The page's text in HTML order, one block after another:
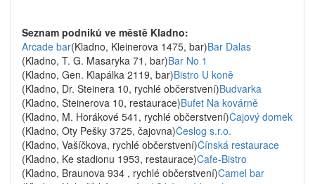
Seznam podniků ve městě Kladno:
Arcade bar(Kladno, Kleinerova 1475, bar)Bar Dalas
(Kladno, T. G. Masaryka 71, bar)Bar No 1
(Kladno, Gen. Klapálka 2119, bar)Bistro U koně
(Kladno, Dr. Steinera 10, rychlé občerstvení)Budvarka
(Kladno, Steinerova 10, restaurace)Bufet Na kovárně
(Kladno, M. Horákové 541, rychlé občerstvení)Čajový domek
(Kladno, Oty Pešky 3725, čajovna)Česlog s.r.o.
(Kladno, Vašíčkova, rychlé občerstvení)Čínská restaurace
(Kladno, Ke stadionu 1953, restaurace)Cafe-Bistro
(Kladno, Braunova 934 , rychlé občerstvení)Camel bar